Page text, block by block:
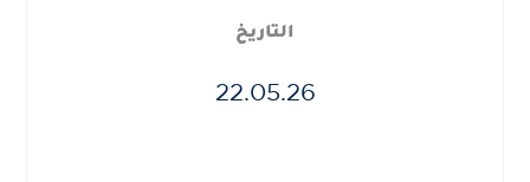
التاريخ
22.05.26